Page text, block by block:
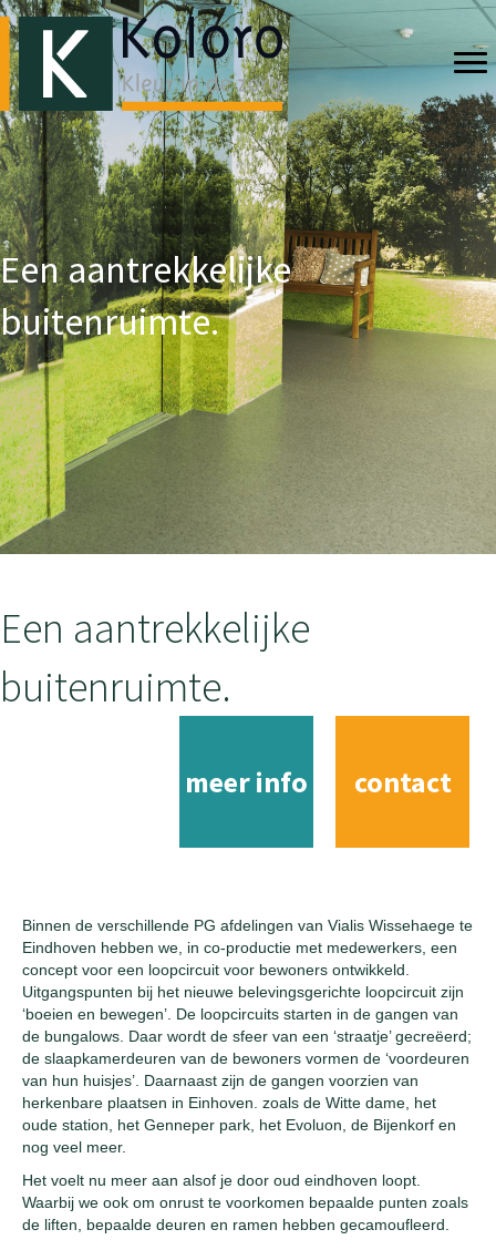
Een aantrekkelijke
buitenruimte.
Een aantrekkelijke
buitenruimte.
meer info contact
Binnen de verschillende PG afdelingen van Vialis Wissehaege te
Eindhoven hebben we, in co-productie met medewerkers, een
concept voor een loopcircuit voor bewoners ontwikkeld.
Uitgangspunten bij het nieuwe belevingsgerichte loopcircuit zijn
‘boeien en bewegen’. De loopcircuits starten in de gangen van
de bungalows. Daar wordt de sfeer van een ‘straatje’ gecreëerd;
de slaapkamerdeuren van de bewoners vormen de ‘voordeuren
van hun huisjes’. Daarnaast zijn de gangen voorzien van
herkenbare plaatsen in Einhoven. zoals de Witte dame, het
oude station, het Genneper park, het Evoluon, de Bijenkorf en
nog veel meer.
Het voelt nu meer aan alsof je door oud eindhoven loopt.
Waarbij we ook om onrust te voorkomen bepaalde punten zoals
de liften, bepaalde deuren en ramen hebben gecamoufleerd.